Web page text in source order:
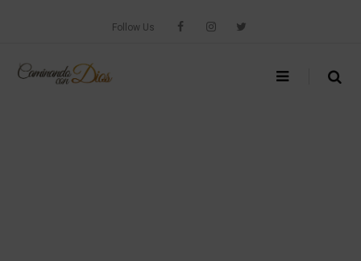
Follow Us